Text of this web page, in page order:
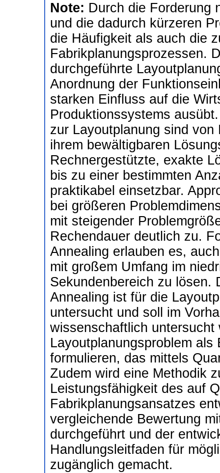
Note: Durch die Forderung
und die dadurch kürzeren
die Häufigkeit als auch die
Fabrikplanungsprozessen.
durchgeführte
Anordnung der
starken Einfluss auf die
Produktionssystems
zur Layoutplanung sind
ihrem bewältigbaren
Rechnergestützte, exakte
bis zu einer bestimmten
praktikabel einsetzbar.
bei größeren
mit steigender
Rechendauer deutlich zu.
Annealing erlauben es,
mit großem Umfang im
Sekundenbereich zu lösen.
Annealing ist für die
untersucht und soll im
wissenschaftlich
Layoutplanungsproblem als
formulieren, das mittels
Zudem wird eine Methodik
Leistungsfähigkeit des auf
Fabrikplanungsansatzes
vergleichende Bewertung
durchgeführt und der
Handlungsleitfaden für
zugänglich gemacht.